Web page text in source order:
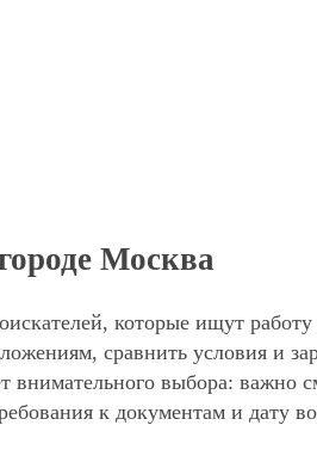
Москва
которые ищут
сравнить условия и
внимательного выбора: важно
к документам и дату